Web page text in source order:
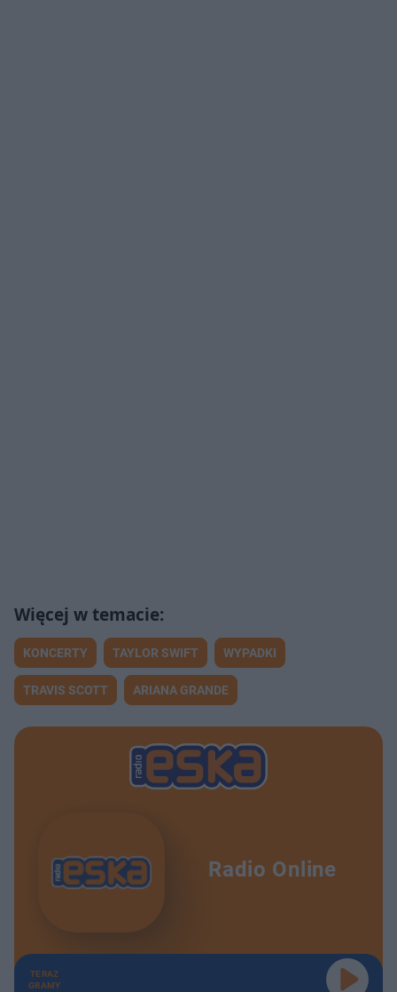
KONCERTY TAYLOR SWIFT WYPADKI
TRAVIS SCOTT ARIANA GRANDE
Radio Online
TERAZ
GRAMY